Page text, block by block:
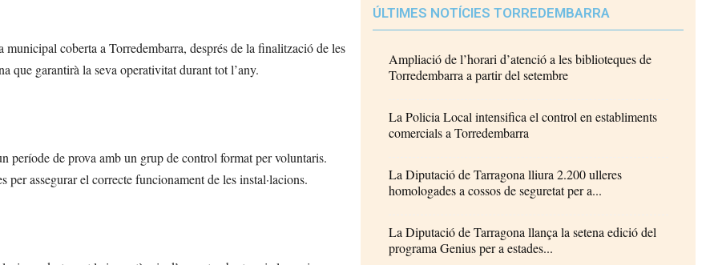
coberta a Torredembarra, després de la finalització de les
que garantirà la seva operativitat durant tot l’any.
període de prova amb un grup de control format per voluntaris.
assegurar el correcte funcionament de les instal·lacions.
ÚLTIMES NOTÍCIES TORREDEMBARRA
Ampliació de l’horari d’atenció a les biblioteques de
Torredembarra a partir del setembre
La Policia Local intensifica el control en establiments
comercials a Torredembarra
La Diputació de Tarragona lliura 2.200 ulleres
homologades a cossos de seguretat per a...
La Diputació de Tarragona llança la setena edició del
programa Genius per a estades...